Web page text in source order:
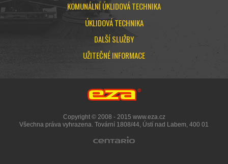
KOMUNÁLNÍ ÚKLIDOVÁ TECHNIKA
ÚKLIDOVÁ TECHNIKA
DALŠÍ SLUŽBY
UŽITEČNÉ INFORMACE
Copyright © 2008 - 2015 www.eza.cz
Všechna práva vyhrazena. Tovární 1808/44, Ústí nad Labem, 400 01